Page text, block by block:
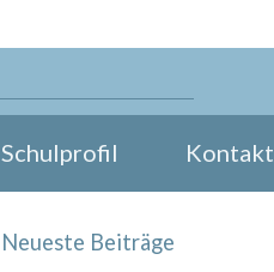
Schulprofil Kontakt
Neueste Beiträge